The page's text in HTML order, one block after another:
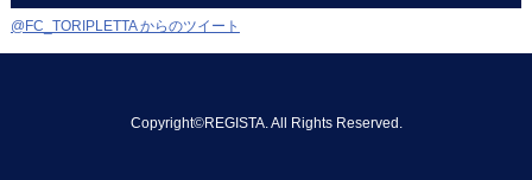
@FC_TORIPLETTA からのツイート
Copyright©REGISTA. All Rights Reserved.